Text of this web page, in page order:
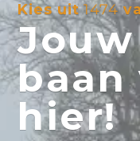
Kies uit1474
hier!